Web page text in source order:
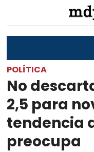
POLÍTICA
No
2,5 para
tendencia
preocupa